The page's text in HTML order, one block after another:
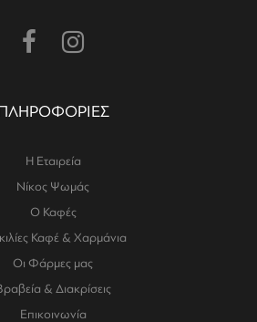
Η Εταιρεία
Νίκος Ψωμάς
Ο Καφές
Καφέ & Χαρμάνια
Οι Φάρμες μας
& Διακρίσεις
Επικοινωνία